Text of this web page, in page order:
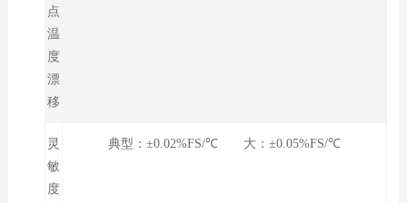
点
温
度
漂
移
灵
敏
度
典型：±0.02%FS/℃ 大：±0.05%FS/℃